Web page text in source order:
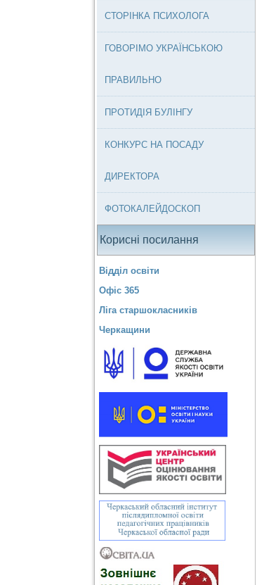
СТОРІНКА ПСИХОЛОГА
ГОВОРІМО УКРАЇНСЬКОЮ
ПРАВИЛЬНО
ПРОТИДІЯ БУЛІНГУ
КОНКУРС НА ПОСАДУ
ДИРЕКТОРА
ФОТОКАЛЕЙДОСКОП
Корисні посилання
Відділ освіти
Офіс 365
Ліга старшокласників
Черкащини